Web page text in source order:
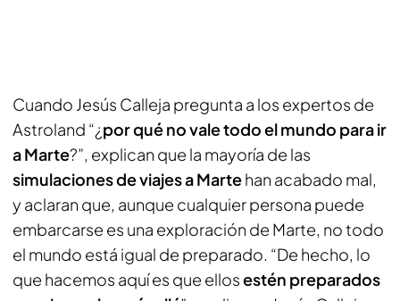
Cuando Jesús Calleja pregunta a los expertos de
Astroland “¿por qué no vale todo el mundo para ir
a Marte?”, explican que la mayoría de las
simulaciones de viajes a Martehan acabado mal,
y aclaran que, aunque cualquier persona puede
embarcarse es una exploración de Marte, no todo
el mundo está igual de preparado. “De hecho, lo
que hacemos aquí es que ellosestén preparados